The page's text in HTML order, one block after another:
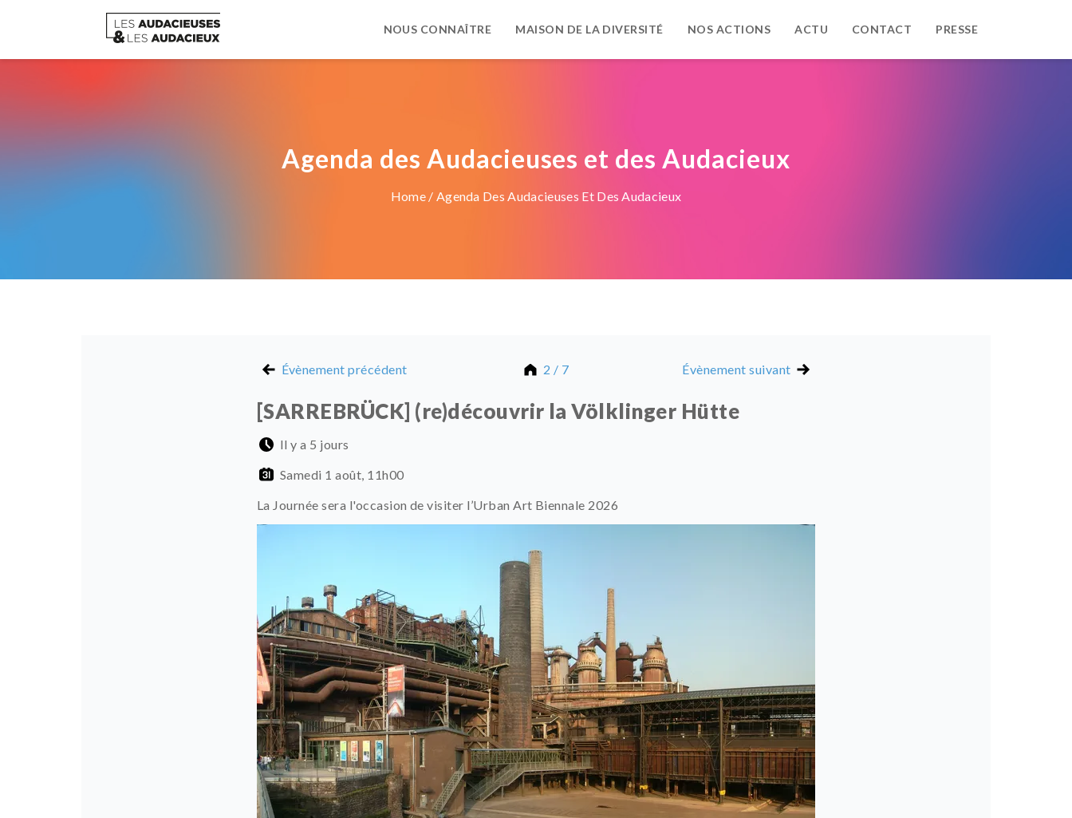
NOUS CONNAÎTRE MAISON DE LA DIVERSITÉ NOS ACTIONS ACTU CONTACT PRESSE
Agenda des Audacieuses et des Audacieux
Home/ Agenda Des Audacieuses Et Des Audacieux
Évènement précédent 2 / 7 Évènement suivant
[SARREBRÜCK] (re)découvrir la Völklinger Hütte
Il y a 5 jours
Samedi 1 août, 11h00
La Journée sera l'occasion de visiter l’Urban Art Biennale 2026